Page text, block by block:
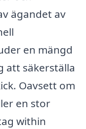
ägandet av
en mängd
att säkerställa
Oavsett om
en stor
within